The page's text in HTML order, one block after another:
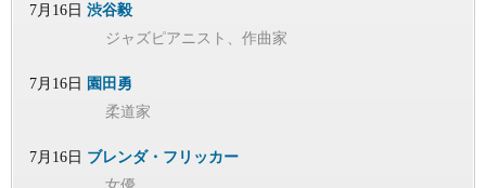
7月16日 渋谷毅
ジャズピアニスト、作曲家
7月16日 園田勇
柔道家
7月16日 ブレンダ・フリッカー
女優